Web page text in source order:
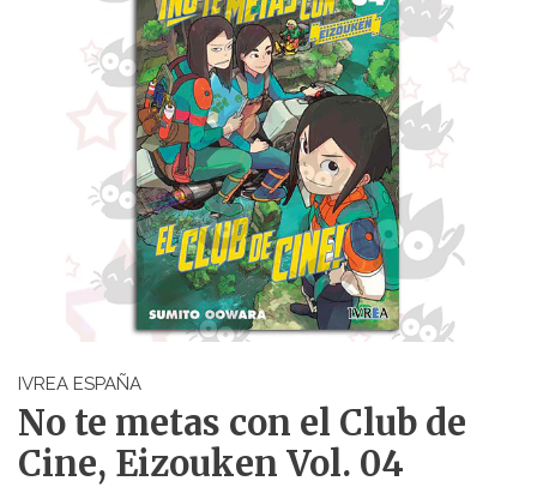
IVREA ESPAÑA
No te metas con el Club de
Cine, Eizouken Vol. 04